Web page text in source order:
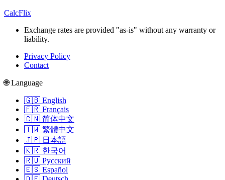
CalcFlix
Exchange rates are provided "as-is" without any warranty or
liability.
Privacy Policy
Contact
🌐 Language
🇬🇧 English
🇫🇷 Français
🇨🇳 简体中文
🇹🇼 繁體中文
🇯🇵 日本語
🇰🇷 한국어
🇷🇺 Русский
🇪🇸 Español